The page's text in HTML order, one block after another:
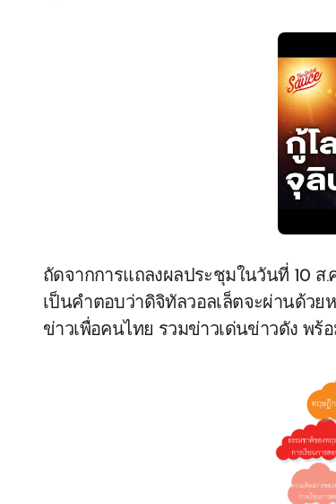
ถัดจากการแถลงผลประชุมในวันที่ 10 ส
เป็นคำตอบว่าดิจิทัลวอลเล็ตจะผ่านด้ว
ข่าวเพื่อคนไทย รวมข่าวเด่นข่าวดัง พร้